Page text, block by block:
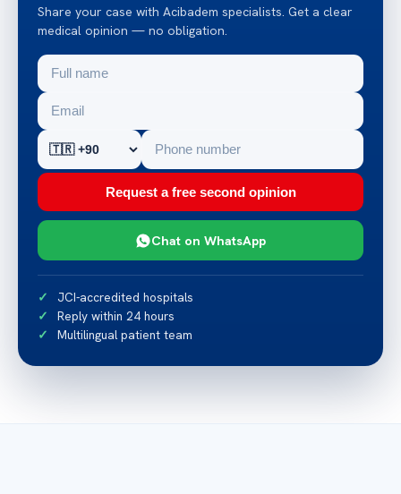
Share your case with Acibadem specialists. Get a clear
medical opinion — no obligation.
Request a free second opinion
Chat on WhatsApp
JCI-accredited hospitals
Reply within 24 hours
Multilingual patient team